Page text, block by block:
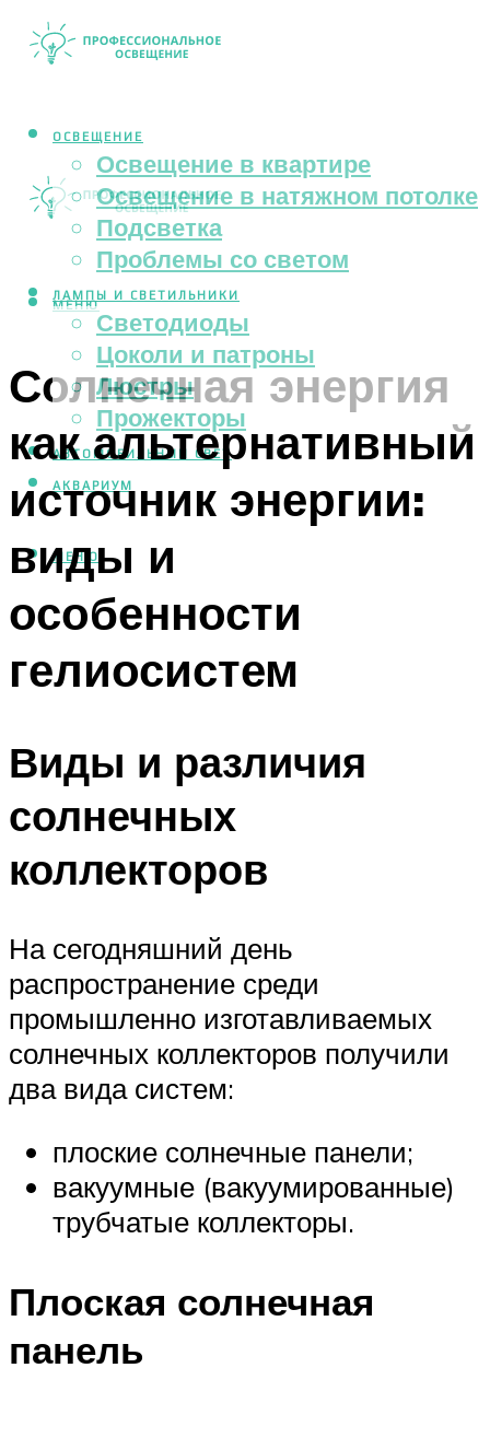
ОСВЕЩЕНИЕ
Освещение в квартире
Освещение в натяжном потолке
Подсветка
Проблемы со светом
ЛАМПЫ И СВЕТИЛЬНИКИ
Светодиоды
Цоколи и патроны
Люстры
Прожекторы
АВТОМОБИЛЬНЫЙ СВЕТ
АКВАРИУМ
МЕНЮ
МЕНЮ
Солнечная энергия
как альтернативный
источник энергии:
виды и
особенности
гелиосистем
Виды и различия
солнечных
коллекторов
На сегодняшний день
распространение среди
промышленно изготавливаемых
солнечных коллекторов получили
два вида систем:
плоские солнечные панели;
вакуумные (вакуумированные)
трубчатые коллекторы.
Плоская солнечная
панель